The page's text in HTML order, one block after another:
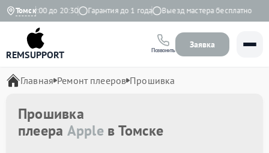
Томск
с 9:00 до 20:30 Гарантия до 1 года Выезд мастера бесплатно
REMSUPPORT Позвонить
Заявка
Главная Ремонт плееров Прошивка
Прошивка
плеера Appleв Томске